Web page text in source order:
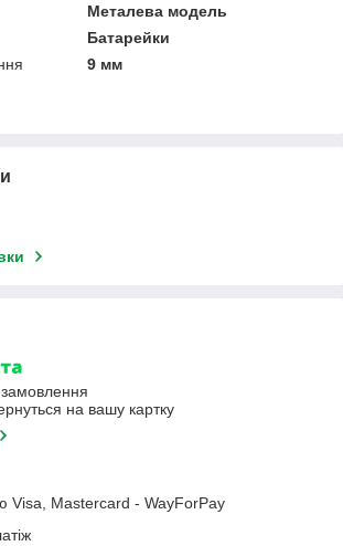
Металева модель
Батарейки
9 мм
на вашу картку
Visa, Mastercard - WayForPay